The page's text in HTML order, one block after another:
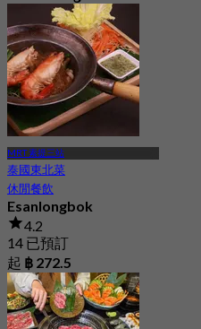
Ratchada
最新
起฿ 199.5
MRT 素提三站
泰國東北菜
休閒餐飲
Esanlongbok
4.2
14 已預訂
起 ฿ 272.5